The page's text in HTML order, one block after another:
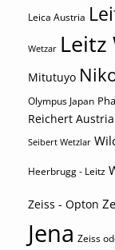
Leica Austria
Wetzar Leitz
Mitutuyo
Olympus Japan
Reichert Austria
Seibert Wetzlar
Heerbrugg - Leitz
Zeiss - Opton
Jena Zeiss